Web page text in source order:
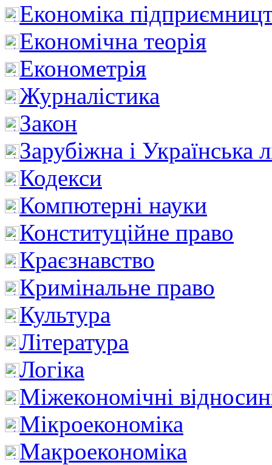
Економіка
Економічна теорія
Економетрія
Журналістика
Закон
Зарубіжна і Українська
Кодекси
Компютерні науки
Конституційне право
Краєзнавство
Кримінальне право
Культура
Література
Логіка
Міжекономічні
Мікроекономіка
Макроекономіка